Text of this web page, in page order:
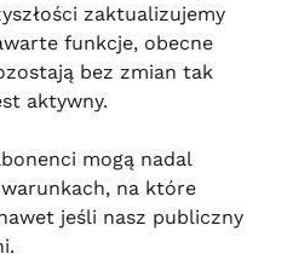
zaktualizujemy
funkcje, obecne
bez zmian tak
aktywny.
mogą nadal
na które
jeśli nasz publiczny